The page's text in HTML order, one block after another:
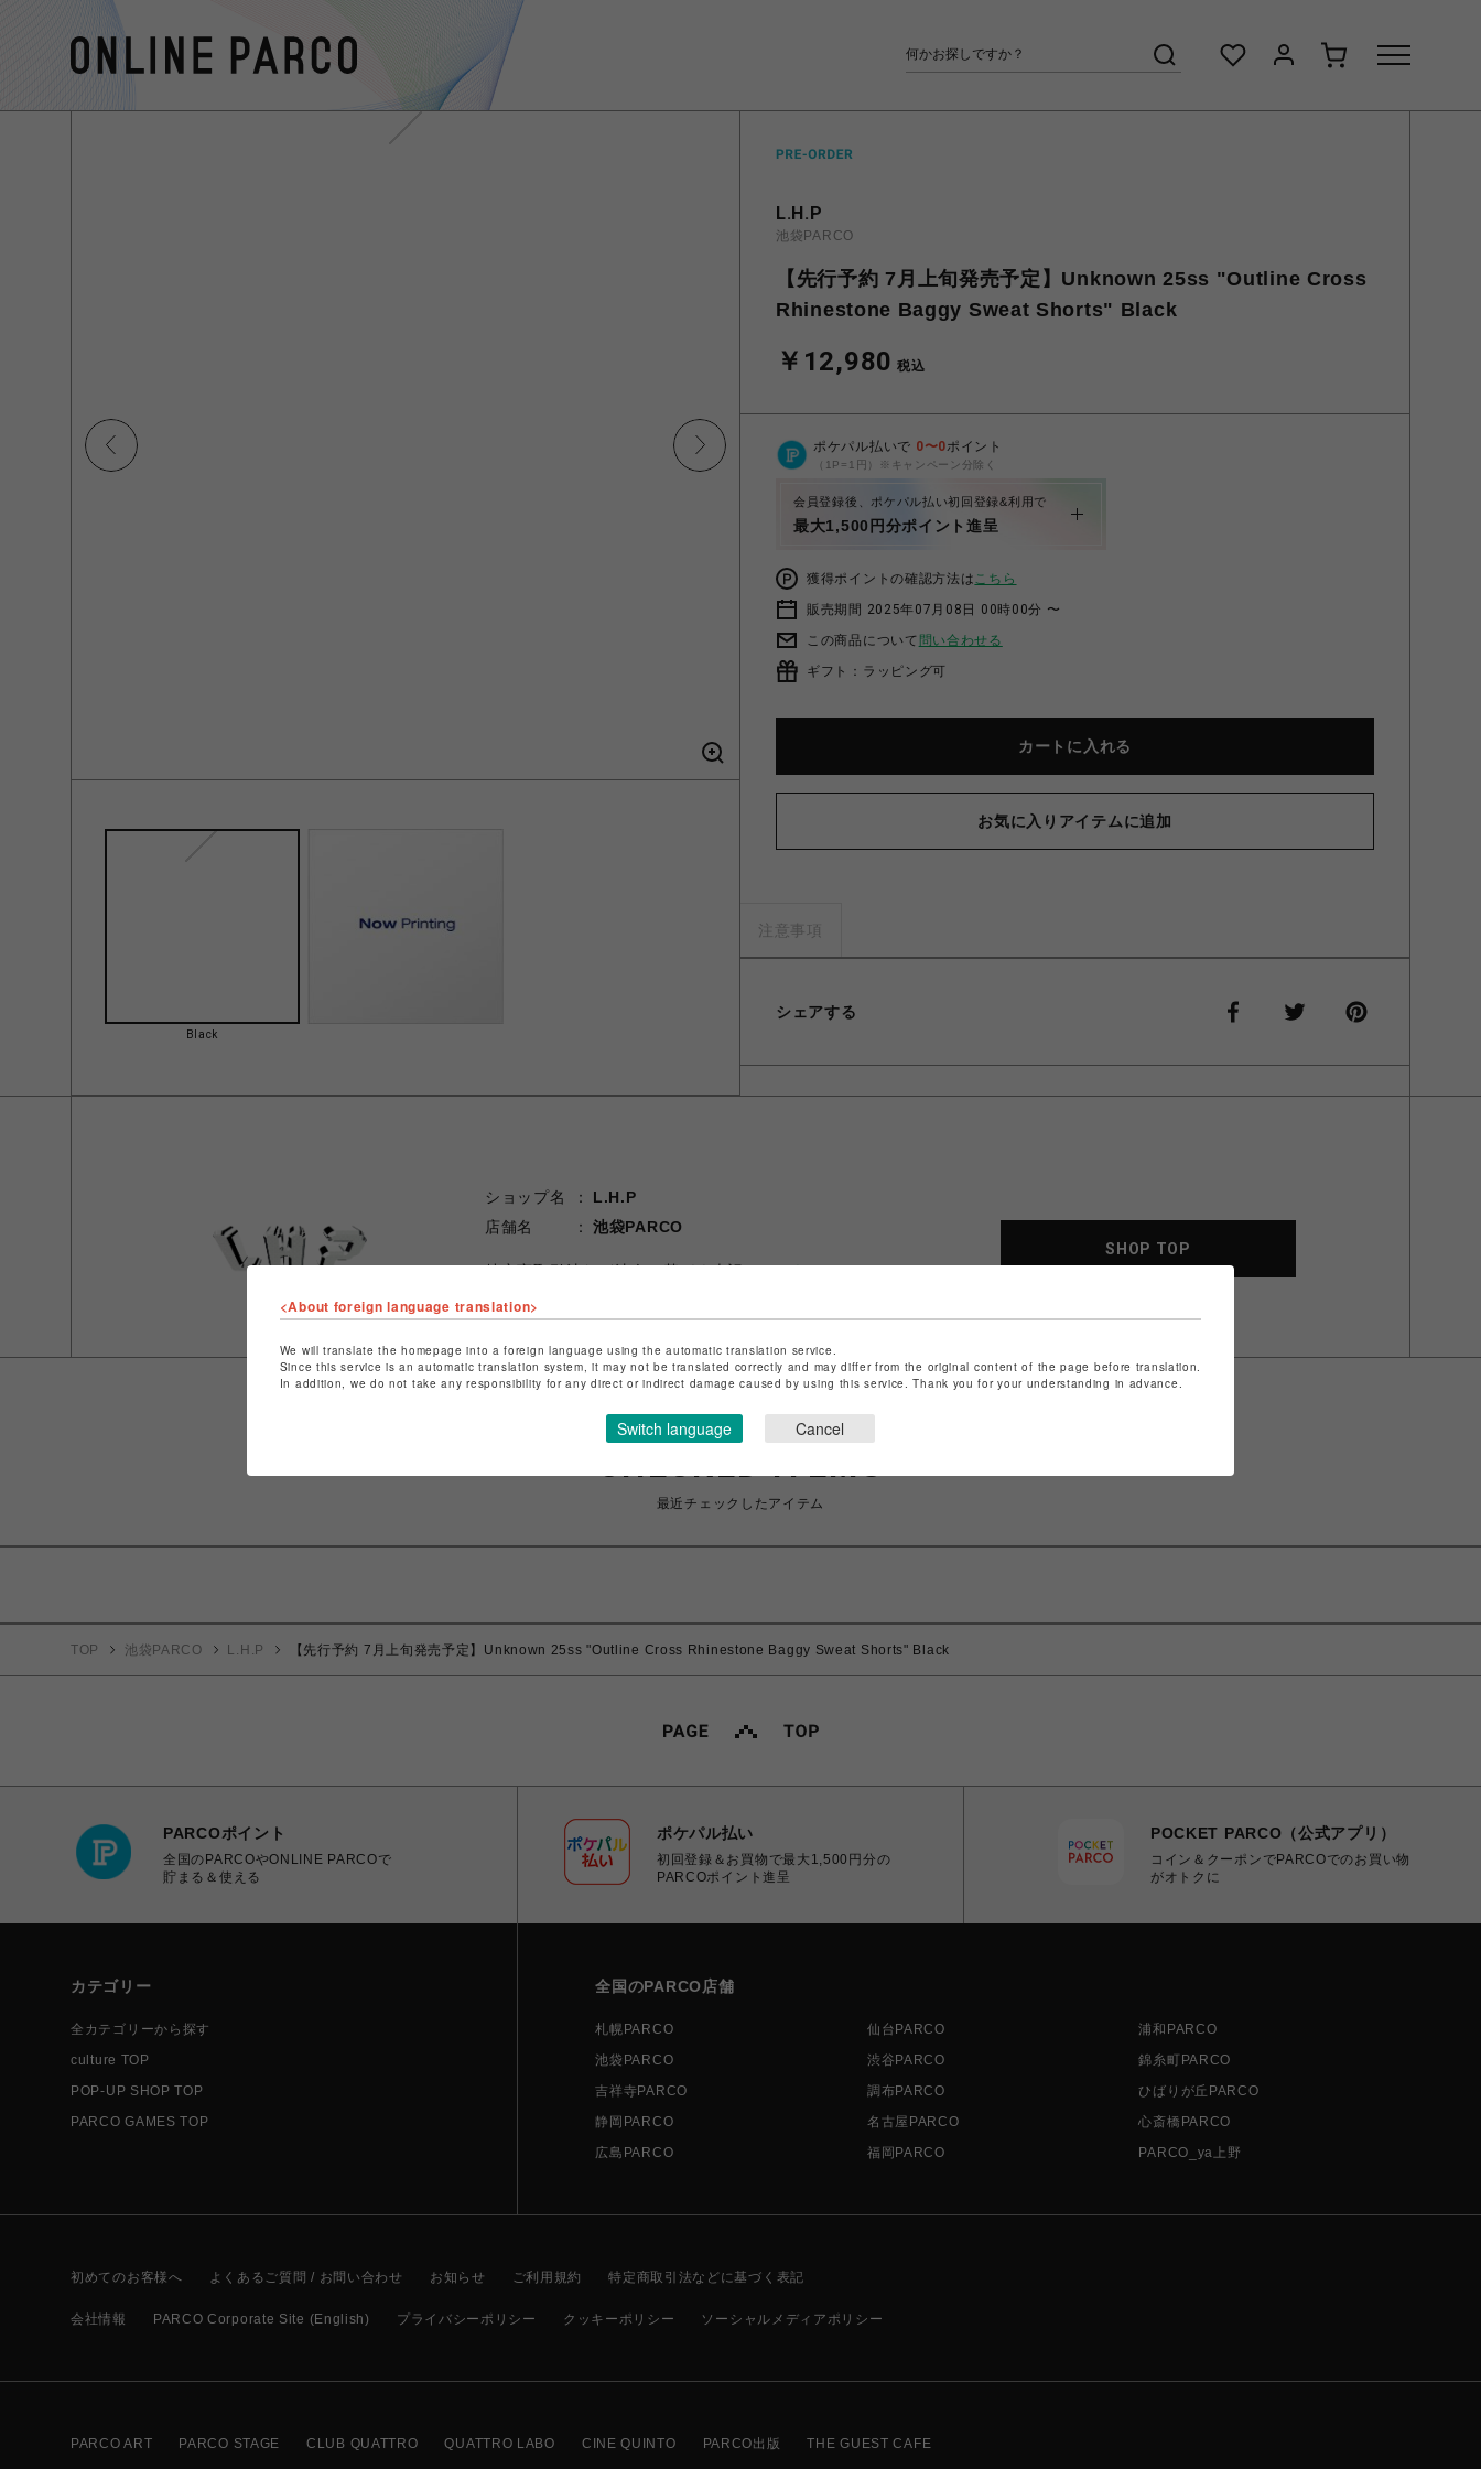
Black
L.H.P
池袋PARCO
【先行予約 7月上旬発売予定】Unknown 25ss "Outline Cross
Rhinestone Baggy Sweat Shorts" Black
￥12,980 税込
ポケパル払いで 0〜0ポイント
（1P=1円）※キャンペーン分除く
会員登録後、ポケパル払い初回登録&利用で
最大1,500円分ポイント進呈
獲得ポイントの確認方法はこちら
販売期間 2025年07月08日 00時00分 〜
この商品について 問い合わせる
ギフト：ラッピング可
カートに入れる
お気に入りアイテムに追加
注意事項
シェアする
ショップ名
L.H.P
店舗名
池袋PARCO
特定商取引法など法令に基づく表記はこちら
ショップお問い合わせは
SHOP TOP
最近チェックしたアイテム
TOP 池袋PARCO L.H.P 【先行予約 7月上旬発売予定】Unknown 25ss "Outline Cross Rhinestone Baggy Sweat Shorts" Black
PARCOポイント
全国のPARCOやONLINE PARCOで
貯まる＆使える
ポケパル払い
初回登録＆お買物で最大1,500円分の
PARCOポイント進呈
POCKET PARCO（公式アプリ）
コイン＆クーポンでPARCOでのお買い物
がオトクに
カテゴリー
全カテゴリーから探す
culture TOP
POP-UP SHOP TOP
PARCO GAMES TOP
全国のPARCO店舗
札幌PARCO 仙台PARCO
浦和PARCO
池袋PARCO
渋谷PARCO
錦糸町PARCO
吉祥寺PARCO
調布PARCO
ひばりが丘PARCO
静岡PARCO
名古屋PARCO
心斎橋PARCO
広島PARCO
福岡PARCO PARCO_ya上野
初めてのお客様へ よくあるご質問 / お問い合わせ お知らせ ご利用規約 特定商取引法などに基づく表記
会社情報 PARCO Corporate Site (English) プライバシーポリシー クッキーポリシー ソーシャルメディアポリシー
PARCO ART PARCO STAGE CLUB QUATTRO QUATTRO LABO CINE QUINTO PARCO出版 THE GUEST CAFE
<About foreign language translation>
We will translate the homepage into a foreign language using the automatic translation service.
Since this service is an automatic translation system, it may not be translated correctly and may differ from the original content of the page before translation.
In addition, we do not take any responsibility for any direct or indirect damage caused by using this service. Thank you for your understanding in advance.
Switch language Cancel